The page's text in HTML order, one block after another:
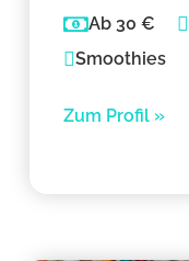
Ab 30 €
Smoothies
Zum Profil »